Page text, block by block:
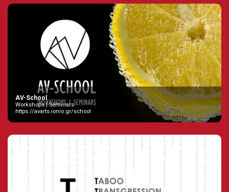
AV-School
Workshops | Seminars
https://avarts.ionio.gr/school